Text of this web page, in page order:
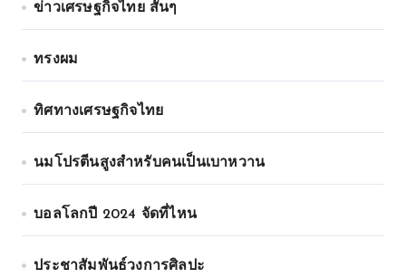
ข่าวเศรษฐกิจไทย สั้นๆ
ทรงผม
ทิศทางเศรษฐกิจไทย
นมโปรตีนสูงสำหรับคนเป็นเบาหวาน
บอลโลกปี 2024 จัดที่ไหน
ประชาสัมพันธ์วงการศิลปะ